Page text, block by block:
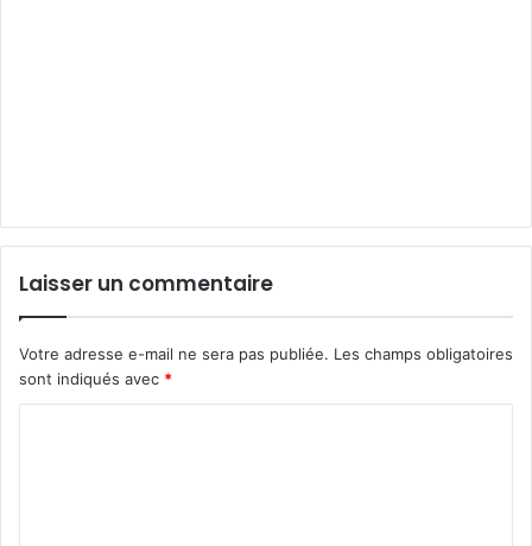
Laisser un commentaire
Votre adresse e-mail ne sera pas publiée. Les champs obligatoires
sont indiqués avec *